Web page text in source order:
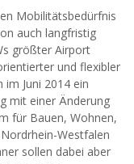
Mobilitätsbedürfnis
auch langfristig
größter Airport
und flexibler
Juni 2014 ein
mit einer Änderung
für Bauen, Wohnen,
Westfalen
sollen dabei aber